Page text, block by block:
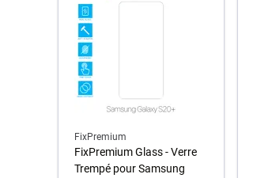
FixPremium
FixPremium Glass - Verre
Trempé pour Samsung